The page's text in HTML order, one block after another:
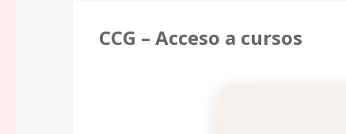
CCG – Acceso a cursos